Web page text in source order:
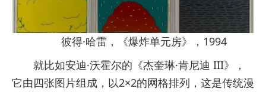
彼得·哈雷，《爆炸单元房》，1994
就比如安迪·沃霍尔的《杰奎琳·肯尼迪 III》，
它由四张图片组成，以2×2的网格排列，这是传统漫